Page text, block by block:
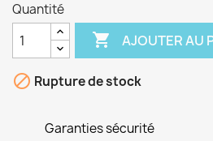
Quantité
 AJOUTER AU
 Rupture de stock
Garanties sécurité